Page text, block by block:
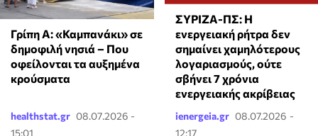
Γρίπη Α: «Καμπανάκι» σε
δημοφιλή νησιά – Που
οφείλονται τα αυξημένα
κρούσματα
healthstat.gr 08.07.2026 -
15:01
ΣΥΡΙΖΑ-ΠΣ: Η
ενεργειακή ρήτρα δεν
σημαίνει χαμηλότερους
λογαριασμούς, ούτε
σβήνει 7 χρόνια
ενεργειακής ακρίβειας
ienergeia.gr 08.07.2026 -
12:17